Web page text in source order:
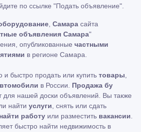
по ссылке "Подать объявление"
Самара сайта
объявления Самара"
опубликованные частными
в регионе Самара.
быстро продать или купить товары
в России. Продажа бу
для нашей доски объявлений. Вы также
найти услуги , снять или сдать
найти работу или разместить вакансии
быстро найти недвижимость в